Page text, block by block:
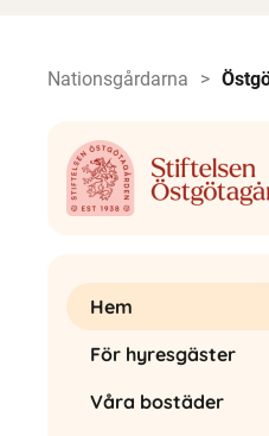
Nationsgårdarna
Hem
För hyresgäster
Våra bostäder